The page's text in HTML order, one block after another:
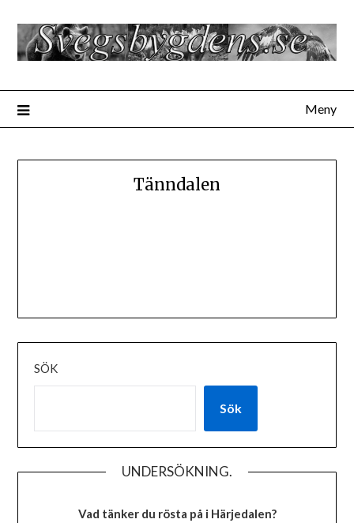
innehåll
Meny
Tänndalen
SÖK
Sök
UNDERSÖKNING.
Vad tänker du rösta på i Härjedalen?